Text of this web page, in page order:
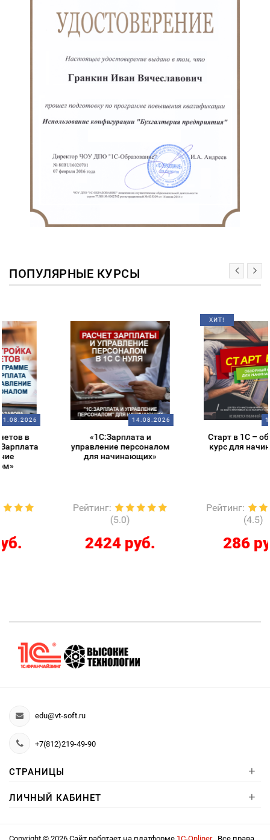
ПОПУЛЯРНЫЕ КУРСЫ
14.08.2026
«1С:Зарплата и
управление персоналом
для начинающих»
Рейтинг
2424 руб.
ХИТ!
14.08.2026
Старт в 1С – обзорный
курс для начинающих
Рейтинг
286 руб.
edu@vt-soft.ru
+7(812)219-49-90
СТРАНИЦЫ +
ЛИЧНЫЙ КАБИНЕТ +